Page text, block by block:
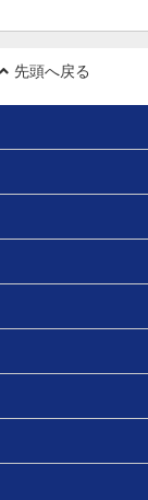
先頭へ戻る